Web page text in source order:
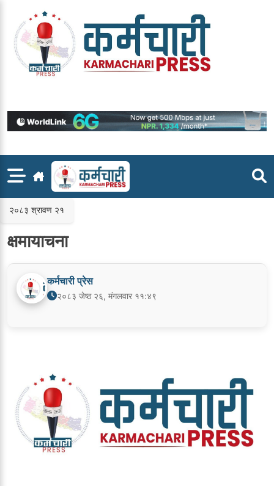
content
२०८३ श्रावण २१
क्षमायाचना
कर्मचारी प्रेस
२०८३ जेष्ठ २६, मंगलवार ११:४९